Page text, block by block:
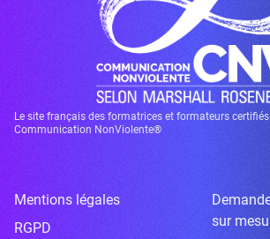
Le site français des formatrices et formateurs
Communication NonViolente®
Mentions légales
RGPD
sur